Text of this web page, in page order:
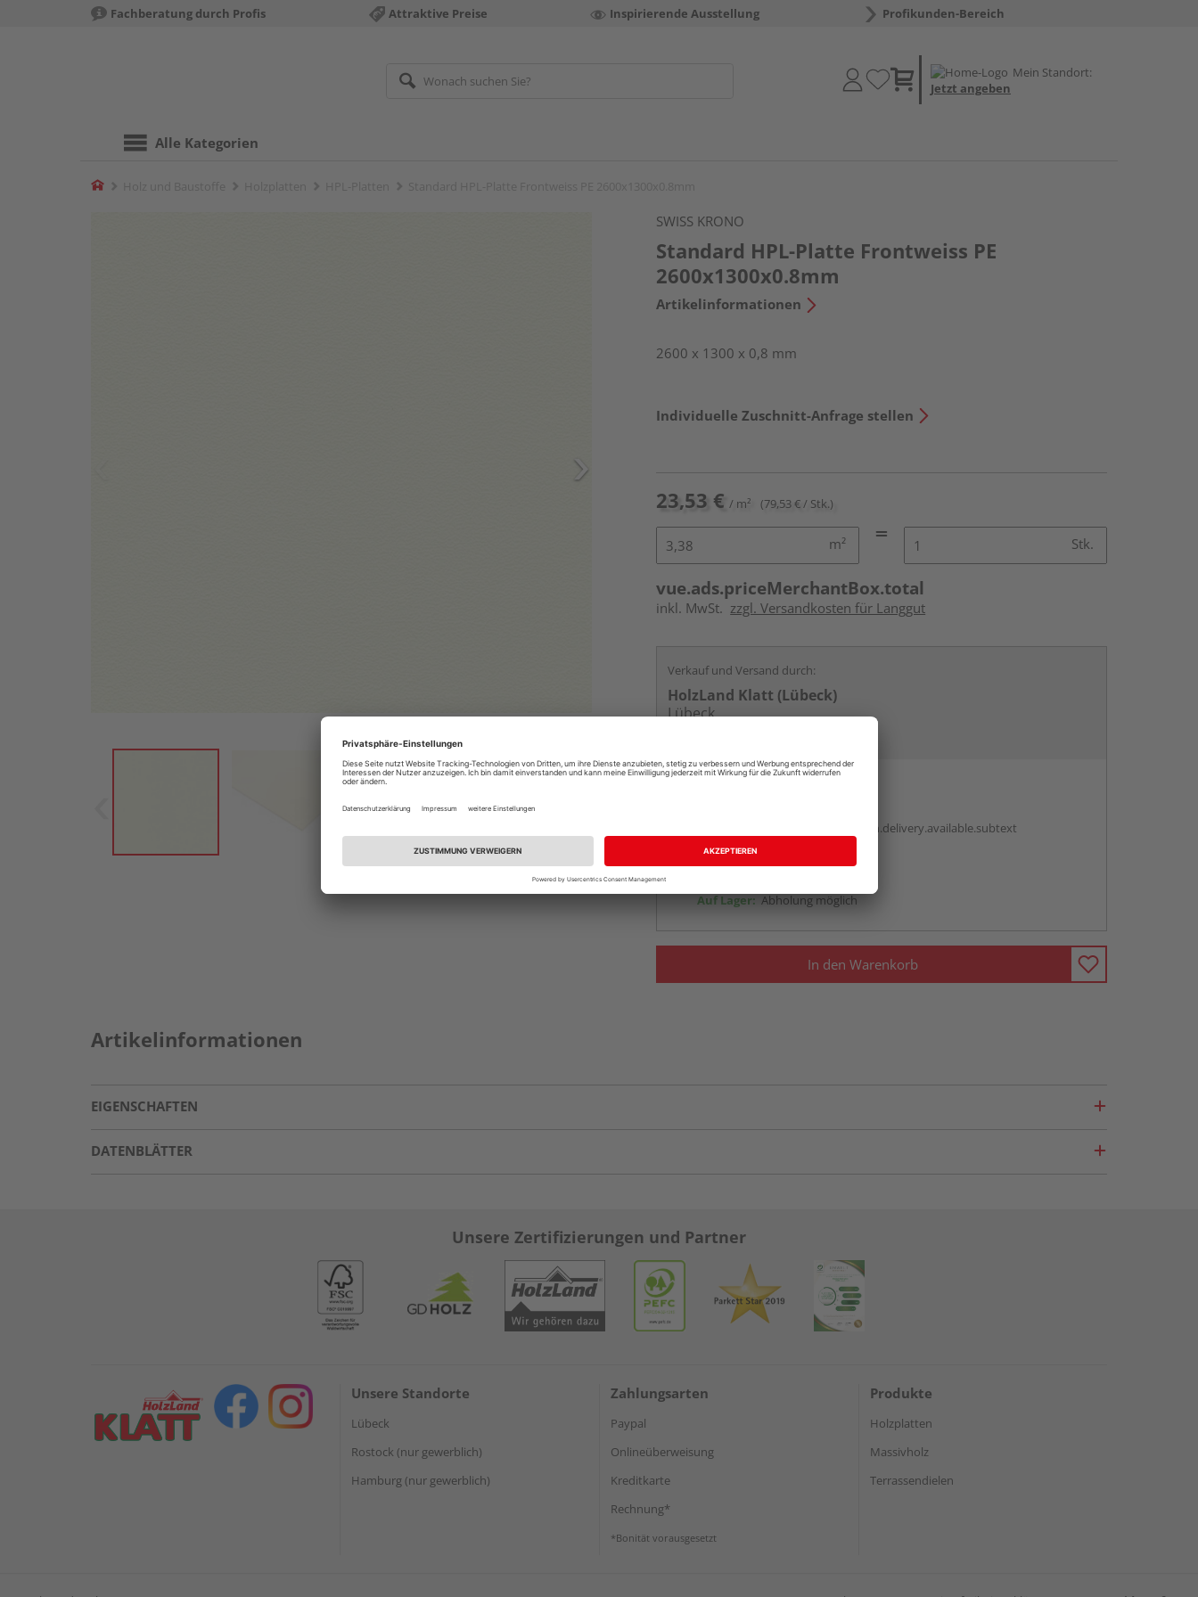
Fachberatung durch Profis Attraktive Preise Inspirierende Ausstellung Profikunden-Bereich
Mein Standort:
Jetzt angeben
Alle Kategorien
Home
SWISS KRONO
Standard HPL-Platte Frontweiss PE
2600x1300x0.8mm
Artikelinformationen
2600 x 1300 x 0,8 mm
Individuelle Zuschnitt-Anfrage stellen
23,53 € / m² (79,53 € / Stk.)
m² Stk.
vue.ads.priceMerchantBox.total
inkl. MwSt. zzgl. Versandkosten für Langgut
Verkauf und Versand durch:
HolzLand Klatt (Lübeck)
Lübeck
vue.ads.priceMerchantBox.option.delivery.available.subtext
Auf Lager: Abholung möglich
In den Warenkorb
Artikelinformationen
EIGENSCHAFTEN
DATENBLÄTTER
Unsere Zertifizierungen und Partner
Unsere Standorte
Lübeck
Rostock (nur gewerblich)
Hamburg (nur gewerblich)
Zahlungsarten
Paypal
Onlineüberweisung
Kreditkarte
Rechnung*
*Bonität vorausgesetzt
Produkte
Holzplatten
Massivholz
Terrassendielen